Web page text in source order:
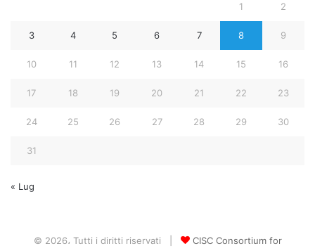
1 2
3 4 5 6 7 8 9
10 11 12 13 14 15 16
17 18 19 20 21 22 23
24 25 26 27 28 29 30
31
« Lug
© 2026، Tutti i diritti riservati | CISC Consortium for